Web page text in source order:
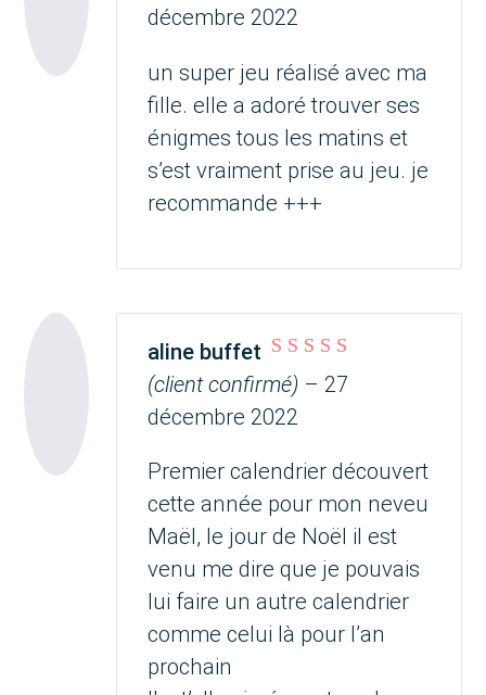
décembre 2022
un super jeu réalisé avec ma
fille. elle a adoré trouver ses
énigmes tous les matins et
s’est vraiment prise au jeu. je
recommande +++
Note sur 5
aline buffet
(client confirmé) – 27
décembre 2022
Premier calendrier découvert
cette année pour mon neveu
Maël, le jour de Noël il est
venu me dire que je pouvais
lui faire un autre calendrier
comme celui là pour l’an
prochain